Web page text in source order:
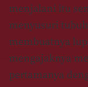
menjalani itu
menyusuri
membuatnya
mengajaknya
pertamanya